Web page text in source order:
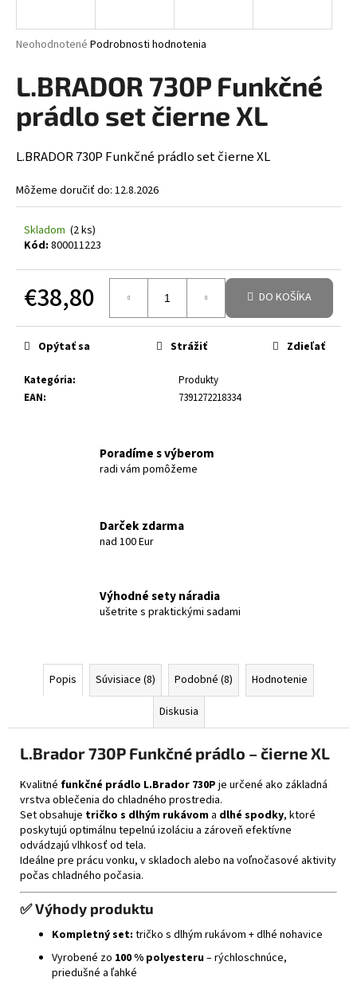
Priemerné hodnotenie produktu je 0,0 z 5 hviezdičiek.
Neohodnotené Podrobnosti hodnotenia
L.BRADOR 730P Funkčné
prádlo set čierne XL
L.BRADOR 730P Funkčné prádlo set čierne XL
Môžeme doručiť do: 12.8.2026
Skladom (2 ks)
Kód: 800011223
€38,80 DO KOŠÍKA
Kategória:
Produkty
EAN: 7391272218334
Opýtať sa Strážiť Zdieľať
Poradíme s výberom
radi vám pomôžeme
Darček zdarma
nad 100 Eur
Výhodné sety náradia
ušetrite s praktickými sadami
Popis Súvisiace (8) Podobné (8)
Hodnotenie
Diskusia
L.Brador 730P Funkčné prádlo – čierne XL
Kvalitné funkčné prádlo L.Brador 730P je určené ako základná
vrstva oblečenia do chladného prostredia.
Set obsahuje tričko s dlhým rukávom a dlhé spodky, ktoré
poskytujú optimálnu tepelnú izoláciu a zároveň efektívne
odvádzajú vlhkosť od tela.
Ideálne pre prácu vonku, v skladoch alebo na voľnočasové aktivity
počas chladného počasia.
✅Výhody produktu
Kompletný set: tričko s dlhým rukávom + dlhé nohavice
Vyrobené zo 100 % polyesteru– rýchloschnúce,
priedušné a ľahké
j
ť
?
HĽADAŤ